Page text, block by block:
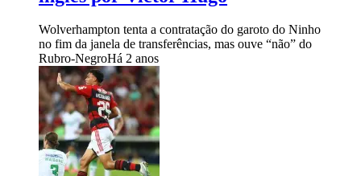
Wolverhampton tenta a contratação do garoto do Ninho
no fim da janela de transferências, mas ouve “não” do
Rubro-NegroHá 2 anos